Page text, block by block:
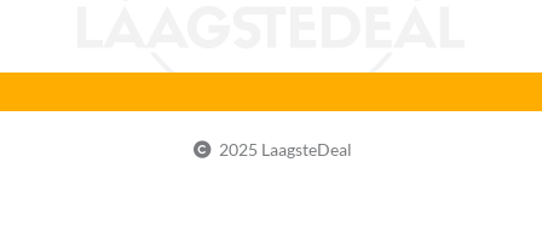
2025 LaagsteDeal